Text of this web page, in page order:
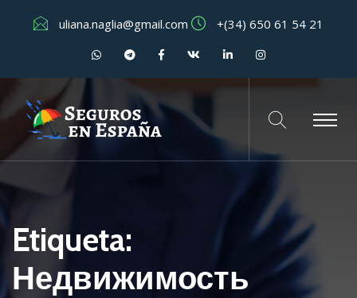
uliana.naglia@gmail.com +(34) 650 61 54 21
Etiqueta:
Недвижимость